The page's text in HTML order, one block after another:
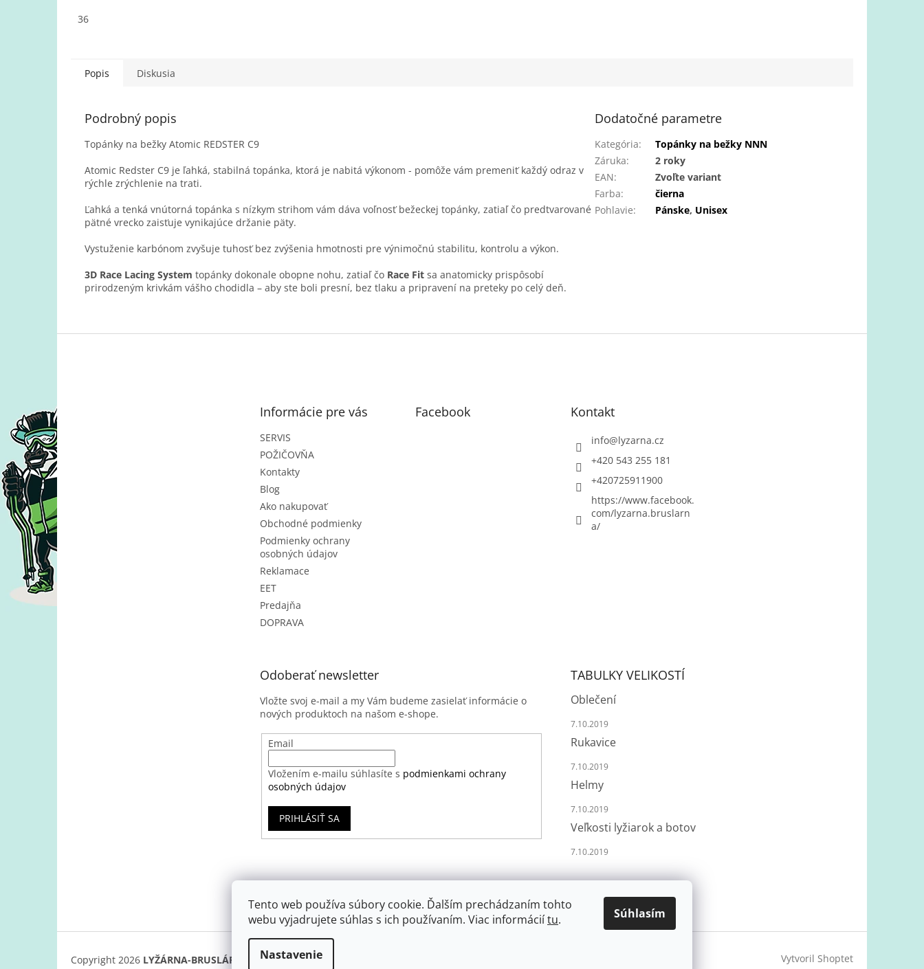
Tento web používa súbory cookie. Ďalším prechádzaním tohto
webu vyjadrujete súhlas s ich používaním. Viac informáciítu.
Nastavenie
Súhlasím
36
Popis Diskusia
Podrobný popis
Topánky na bežky Atomic REDSTER C9
Atomic Redster C9 je ľahká, stabilná topánka, ktorá je nabitá výkonom - pomôže vám premeniť každý odraz v
rýchle zrýchlenie na trati.
Ľahká a tenká vnútorná topánka s nízkym strihom vám dáva voľnosť bežeckej topánky, zatiaľ čo predtvarované
pätné vrecko zaisťuje vynikajúce držanie päty.
Vystuženie karbónom zvyšuje tuhosť bez zvýšenia hmotnosti pre výnimočnú stabilitu, kontrolu a výkon.
3D Race Lacing System topánky dokonale obopne nohu, zatiaľ čo Race Fit sa anatomicky prispôsobí
prirodzeným krivkám vášho chodidla – aby ste boli presní, bez tlaku a pripravení na preteky po celý deň.
Dodatočné parametre
Kategória:
Topánky na bežky NNN
Záruka:
2 roky
EAN:
Zvoľte variant
Farba:
čierna
Pohlavie: Pánske, Unisex
Informácie pre vás
SERVIS
POŽIČOVŇA
Kontakty
Blog
Ako nakupovať
Obchodné podmienky
Podmienky ochrany
osobných údajov
Reklamace
EET
Predajňa
DOPRAVA
Facebook Kontakt
info@lyzarna.cz
+420 543 255 181
+420725911900
https://www.facebook.
com/lyzarna.bruslarn
a/
Odoberať newsletter
Vložte svoj e-mail a my Vám budeme zasielať informácie o
nových produktoch na našom e-shope.
Email
Vložením e-mailu súhlasíte s podmienkami ochrany
osobných údajov
PRIHLÁSIŤ SA
TABULKY VELIKOSTÍ
Oblečení
7.10.2019
Rukavice
7.10.2019
Helmy
7.10.2019
Veľkosti lyžiarok a botov
7.10.2019
Vytvoril Shoptet
Copyright 2026 LYŽÁRNA-BRUSLÁRNA . Všetky práva vyhradené.